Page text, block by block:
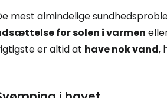
mest almindelige
for solen i varmen
er altid at have nok vand,